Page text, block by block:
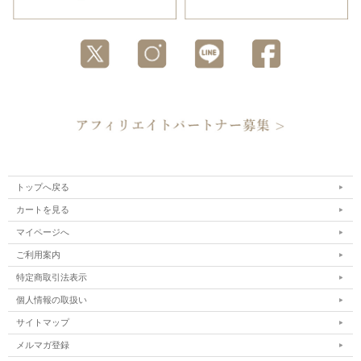
トップへ戻る
カートを見る
マイページへ
ご利用案内
特定商取引法表示
個人情報の取扱い
サイトマップ
メルマガ登録